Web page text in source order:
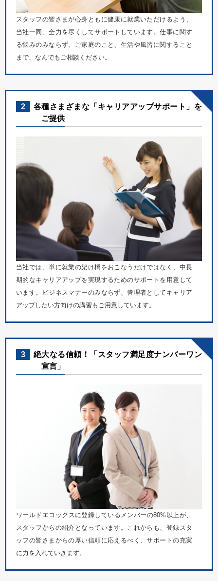
スタッフの皆さまが心身ともに健康に就業いただけるよう、
当社一同、全力を尽くしてサポートしています。仕事に関す
る悩みのみならず、ご家庭のこと、生活や風習に関すること
まで、なんでもご相談ください。
2
各種さまざまな「キャリアアップサポート」を
ご提供
当社では、単に就業の架け橋をおこなうだけではなく、中長
期的なキャリアアップを実現するためのサポートを用意して
います。ビジネスマナーのみならず、管理者としてキャリア
アップしたい方向けの講習もご用意しています。
3
絶大なる信頼！「スタッフ満足度ナンバーワン
宣言」
ワールドエコックスに登録しているメンバーの80%以上が、
スタッフからの紹介となっています。これからも、登録スタ
ッフの皆さまからの厚い信頼に応えるべく、サポートの充実
に力を入れていきます。